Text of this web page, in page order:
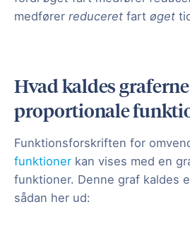
medfører reduceret fart øget
Hvad kaldes
proportionale
Funktionsforskriften for
funktioner kan vises med en
funktioner. Denne graf kaldes
sådan her ud: